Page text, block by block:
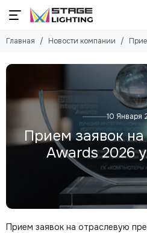
Главная Новости компании
10 Января
Прием заявок
Awards 2026
Прием заявок на отраслевую